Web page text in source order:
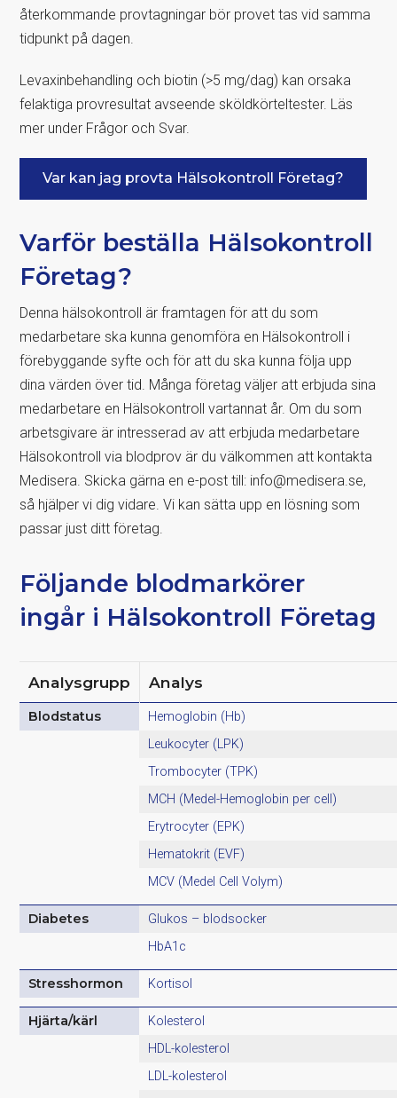
återkommande provtagningar bör provet tas vid samma
tidpunkt på dagen.
Levaxinbehandling och biotin (>5 mg/dag) kan orsaka
felaktiga provresultat avseende sköldkörteltester. Läs
mer under Frågor och Svar.
Var kan jag provta Hälsokontroll Företag?
Varför beställa Hälsokontroll
Företag?
Denna hälsokontroll är framtagen för att du som
medarbetare ska kunna genomföra en Hälsokontroll i
förebyggande syfte och för att du ska kunna följa upp
dina värden över tid. Många företag väljer att erbjuda sina
medarbetare en Hälsokontroll vartannat år. Om du som
arbetsgivare är intresserad av att erbjuda medarbetare
Hälsokontroll via blodprov är du välkommen att kontakta
Medisera. Skicka gärna en e-post till: info@medisera.se,
så hjälper vi dig vidare. Vi kan sätta upp en lösning som
passar just ditt företag.
Följande blodmarkörer
ingår i Hälsokontroll Företag
Analysgrupp Analys
Blodstatus
Hemoglobin (Hb)
Leukocyter (LPK)
Trombocyter (TPK)
MCH (Medel-Hemoglobin per cell)
Erytrocyter (EPK)
Hematokrit (EVF)
MCV (Medel Cell Volym)
Diabetes
Glukos – blodsocker
HbA1c
Stresshormon Kortisol
Hjärta/kärl
Kolesterol
HDL-kolesterol
LDL-kolesterol